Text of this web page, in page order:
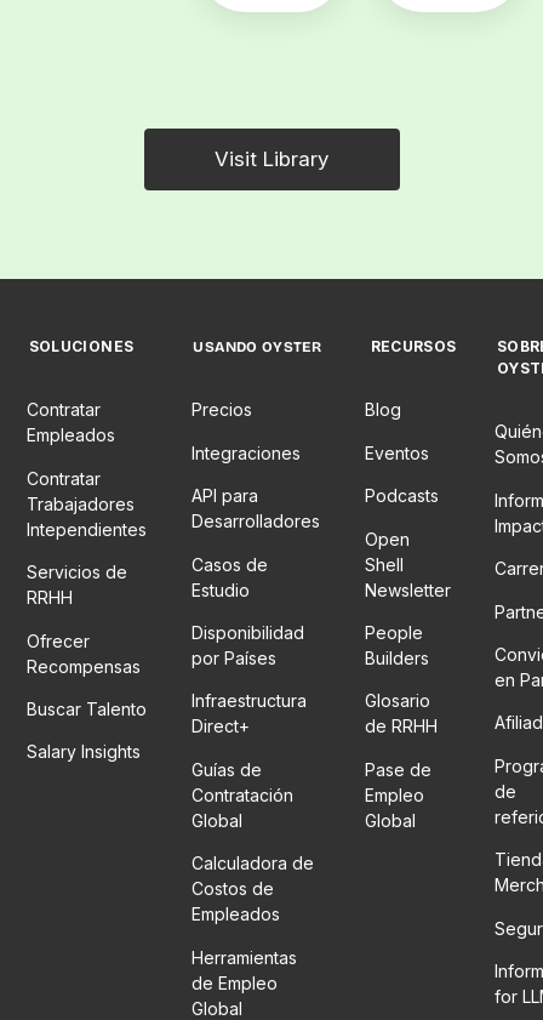
Visit Library
SOLUCIONES
Contratar
Empleados
Contratar
Trabajadores
Intependientes
Servicios de
RRHH
Ofrecer
Recompensas
Buscar Talento
Salary Insights
USANDO OYSTER
Precios
Integraciones
API para
Desarrolladores
Casos de
Estudio
Disponibilidad
por Países
Infraestructura
Direct+
Guías de
Contratación
Global
Calculadora de
Costos de
Empleados
Herramientas
de Empleo
Global
RECURSOS
Blog
Eventos
Podcasts
Open
Shell
Newsletter
People
Builders
Glosario
de RRHH
Pase de
Empleo
Global
en
de
for